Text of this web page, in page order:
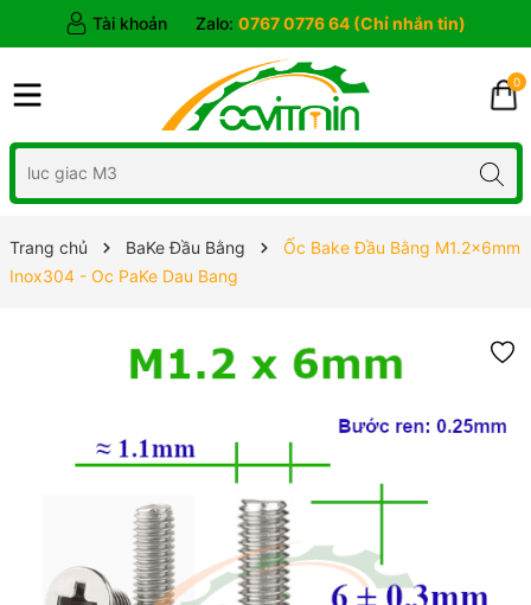
Tài khoản Zalo: 0767 0776 64 (Chỉ nhắn tin)
0
Trang chủ BaKe Đầu Bằng
Ốc Bake Đầu Bằng M1.2x6mm
Inox304 - Oc PaKe Dau Bang